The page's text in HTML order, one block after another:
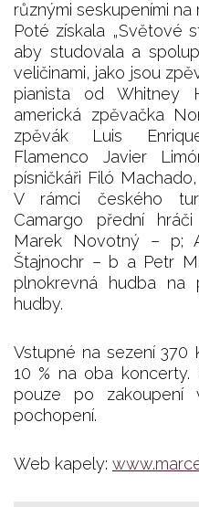
různými seskupeními
Poté získala „Světové
aby studovala a
veličinami, jako jsou
pianista od Whitney
americká zpěvačka
zpěvák Luis
Flamenco Javier
písničkáři Filó
V rámci českého
Camargo přední
Marek Novotný – p;
Štajnochr – b a Petr
plnokrevná hudba na
hudby.
Vstupné na sezení 370
10 % na oba koncerty.
pouze po zakoupení
pochopení.
Web kapely: